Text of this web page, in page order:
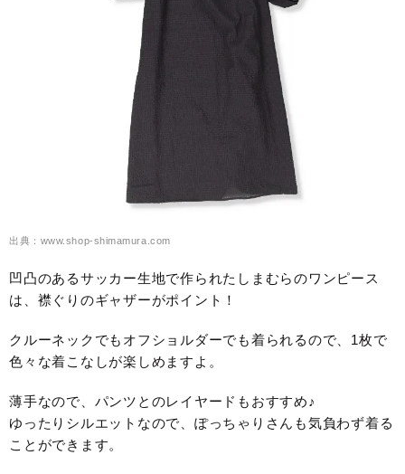
出典：www.shop-shimamura.com
凹凸のあるサッカー生地で作られたしまむらのワンピース
は、襟ぐりのギャザーがポイント！
クルーネックでもオフショルダーでも着られるので、1枚で
色々な着こなしが楽しめますよ。
薄手なので、パンツとのレイヤードもおすすめ♪
ゆったりシルエットなので、ぽっちゃりさんも気負わず着る
ことができます。